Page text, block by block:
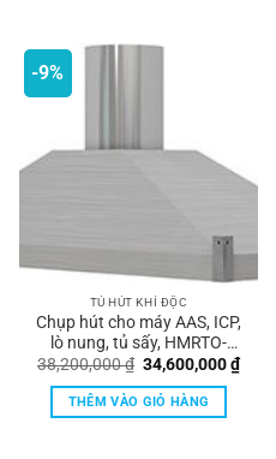
-9%
TỦ HÚT KHÍ ĐỘC
Chụp hút cho máy AAS, ICP,
lò nung, tủ sấy, HMRTO-
S2100 Hankook
38,200,000₫ Giá
gốc
là:
38,200,000 ₫.
34,600,000₫Giá
hiện
THÊM VÀO GIỎ HÀNG